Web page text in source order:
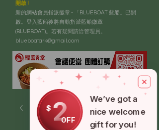
開啟 !
新的網站會員指派徽章 - 「BLUEBOAT 藍船」已開
啟。登入藍船後將自動指派藍船徽章
(BLUEBOAT)。若有疑問請洽管理員。
blueboatark@gmail.com
$2OFF
We’ve got a
nice welcome
gift for you!